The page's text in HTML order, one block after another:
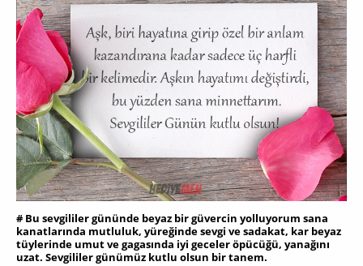
# Bu sevgililer gününde beyaz bir güvercin yolluyorum sana
kanatlarında mutluluk, yüreğinde sevgi ve sadakat, kar beyaz
tüylerinde umut ve gagasında iyi geceler öpücüğü, yanağını
uzat. Sevgililer günümüz kutlu olsun bir tanem.